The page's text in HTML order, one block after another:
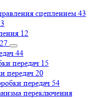
сцеплением 43
12
44
передач 15
передач 20
передач 54
переключения